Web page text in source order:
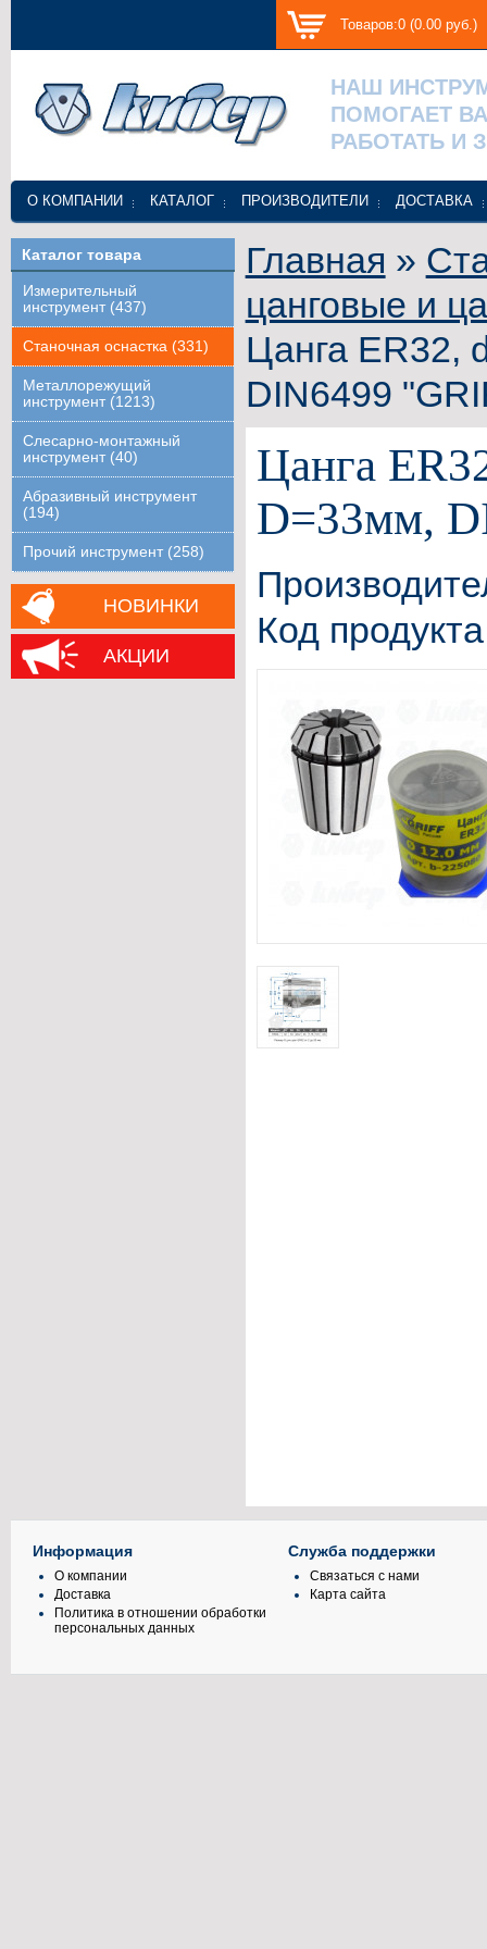
Товаров:0 (0.00 руб.)
НАШ
ПОМОГАЕТ
РАБОТАТЬ И
О КОМПАНИИ КАТАЛОГ ПРОИЗВОДИТЕЛИ ДОСТАВКА
Каталог товара
Измерительный
инструмент (437)
Станочная оснастка (331)
Металлорежущий
инструмент (1213)
Слесарно-монтажный
инструмент (40)
Абразивный инструмент
(194)
Прочий инструмент (258)
НОВИНКИ
АКЦИИ
Главная »
цанговые и
Цанга ER32,
DIN6499
Цанга
D=33мм,
Код
Информация
О компании
Доставка
Политика в отношении обработки
персональных данных
Служба поддержки
Связаться с нами
Карта сайта